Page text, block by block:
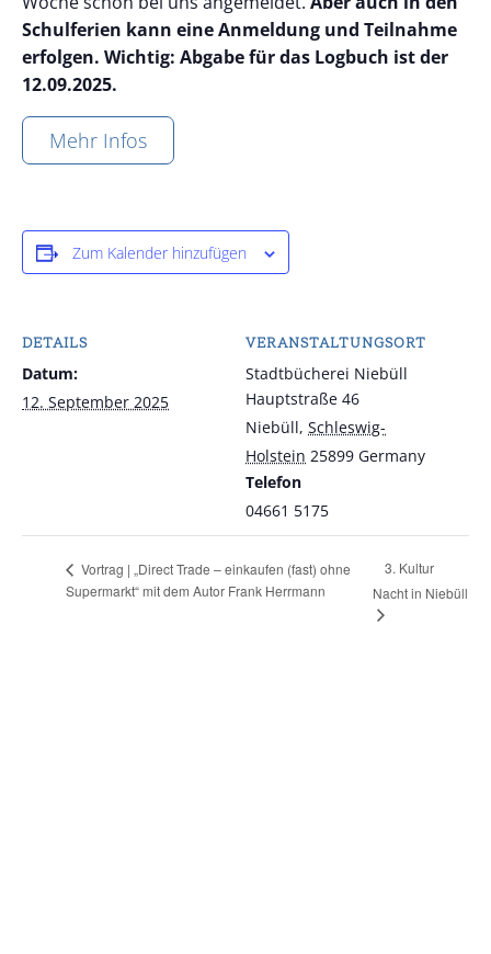
Schulferien kann eine Anmeldung und Teilnahme
erfolgen. Wichtig: Abgabe für das Logbuch ist der
12.09.2025.
Mehr Infos
Zum Kalender hinzufügen
DETAILS
Datum:
12. September 2025
VERANSTALTUNGSORT
Stadtbücherei Niebüll
Hauptstraße 46
Niebüll, Schleswig-
Holstein 25899 Germany
Telefon
04661 5175
Vortrag | „Direct Trade – einkaufen (fast) ohne
Supermarkt“ mit dem Autor Frank Herrmann
3. Kultur
Nacht in Niebüll